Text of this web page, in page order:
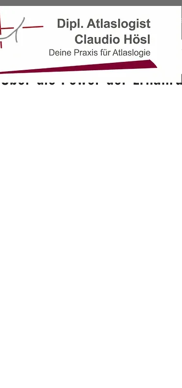
Gesund bleiben Ernährung Körper des
Über die Power der
Atlaslogist Claudio Hösl 2 Min. Lesezeit